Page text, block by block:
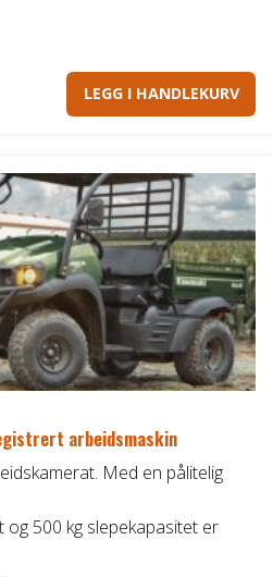
LEGG I HANDLEKURV
arbeidsmaskin
Med en pålitelig
og 500 kg slepekapasitet er